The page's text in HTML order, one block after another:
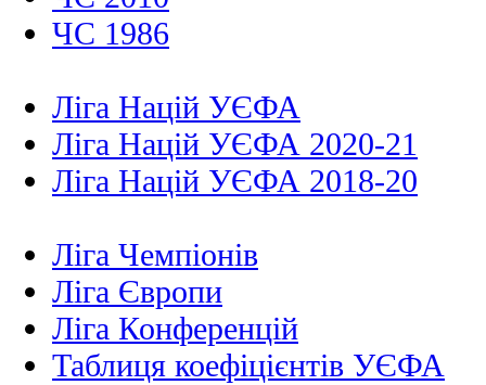
ЧС 1986
Ліга Націй УЄФА
Ліга Націй УЄФА 2020-21
Ліга Націй УЄФА 2018-20
Ліга Чемпіонів
Ліга Європи
Ліга Конференцій
Таблиця коефіцієнтів УЄФА